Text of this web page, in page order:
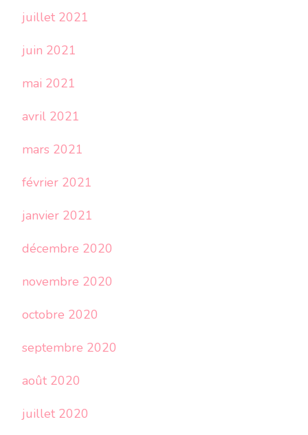
juillet 2021
juin 2021
mai 2021
avril 2021
mars 2021
février 2021
janvier 2021
décembre 2020
novembre 2020
octobre 2020
septembre 2020
août 2020
juillet 2020